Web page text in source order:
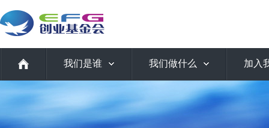
我们是谁 我们做什么 加入